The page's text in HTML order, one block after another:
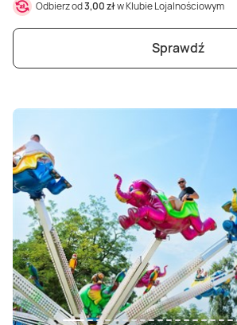
Odbierz od3,00 złw Klubie Lojalnościowym
Sprawdź